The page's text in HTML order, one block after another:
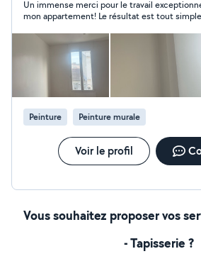
Un immense merci pour le travail
mon appartement! Le résultat est tout
très bon conseil. Il a travaillé avec beaucoup
les lieux parfaitement propres à la fin . Je
résultat, qui dépasse mes attentes. C’est
artisan aussi sérieux et sympathique. Je le
yeux fermés à toute personne qui recherche
grande qualité. Encore merci !
Peinture
Peinture murale
Voir le profil
Vous souhaitez proposer vos
- Tapisserie ?